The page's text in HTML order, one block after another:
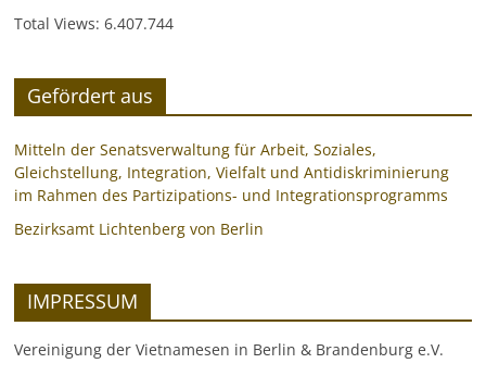
Total Views:6.407.744
Gefördert aus
Mitteln der Senatsverwaltung für Arbeit, Soziales,
Gleichstellung, Integration, Vielfalt und Antidiskriminierung
im Rahmen des Partizipations- und Integrationsprogramms
Bezirksamt Lichtenberg von Berlin
IMPRESSUM
Vereinigung der Vietnamesen in Berlin & Brandenburg e.V.